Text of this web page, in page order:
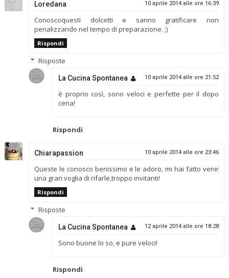
Loredana 10 aprile 2014 alle ore 16:39
Conoscoquesti dolcetti e sanno gratificare non
penalizzando nel tempo di preparazione. ;)
Rispondi
Risposte
La Cucina Spontanea 10 aprile 2014 alle ore 21:52
è proprio così, sono veloci e perfette per il dopo
cena!
Rispondi
Chiarapassion 10 aprile 2014 alle ore 23:46
Queste le conosco benissimo e le adoro, mi hai fatto venir
una gran voglia di rifarle,troppo invitanti!
Rispondi
Risposte
La Cucina Spontanea 12 aprile 2014 alle ore 18:28
Sono buone lo so, e pure veloci!
Rispondi